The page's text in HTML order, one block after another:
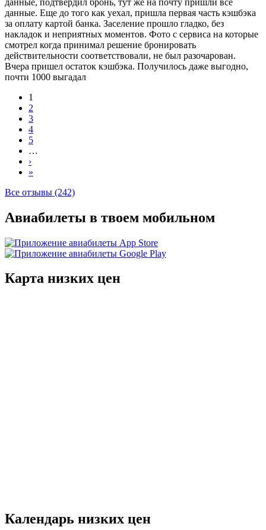
данные. Еще до того как уехал, пришла первая часть кэшбэка
за оплату картой банка. Заселение прошло гладко, без
накладок и неприятных моментов. Фото с сервиса на которые
смотрел когда принимал решение бронировать
действительности соответствовали, не был разочарован.
Вчера пришел остаток кэшбэка. Получилось даже выгодно,
почти 1000 выгадал
1
2
3
4
5
…
›
»
Все отзывы (242)
Авиабилеты в твоем мобильном
Карта низких цен
Календарь низких цен